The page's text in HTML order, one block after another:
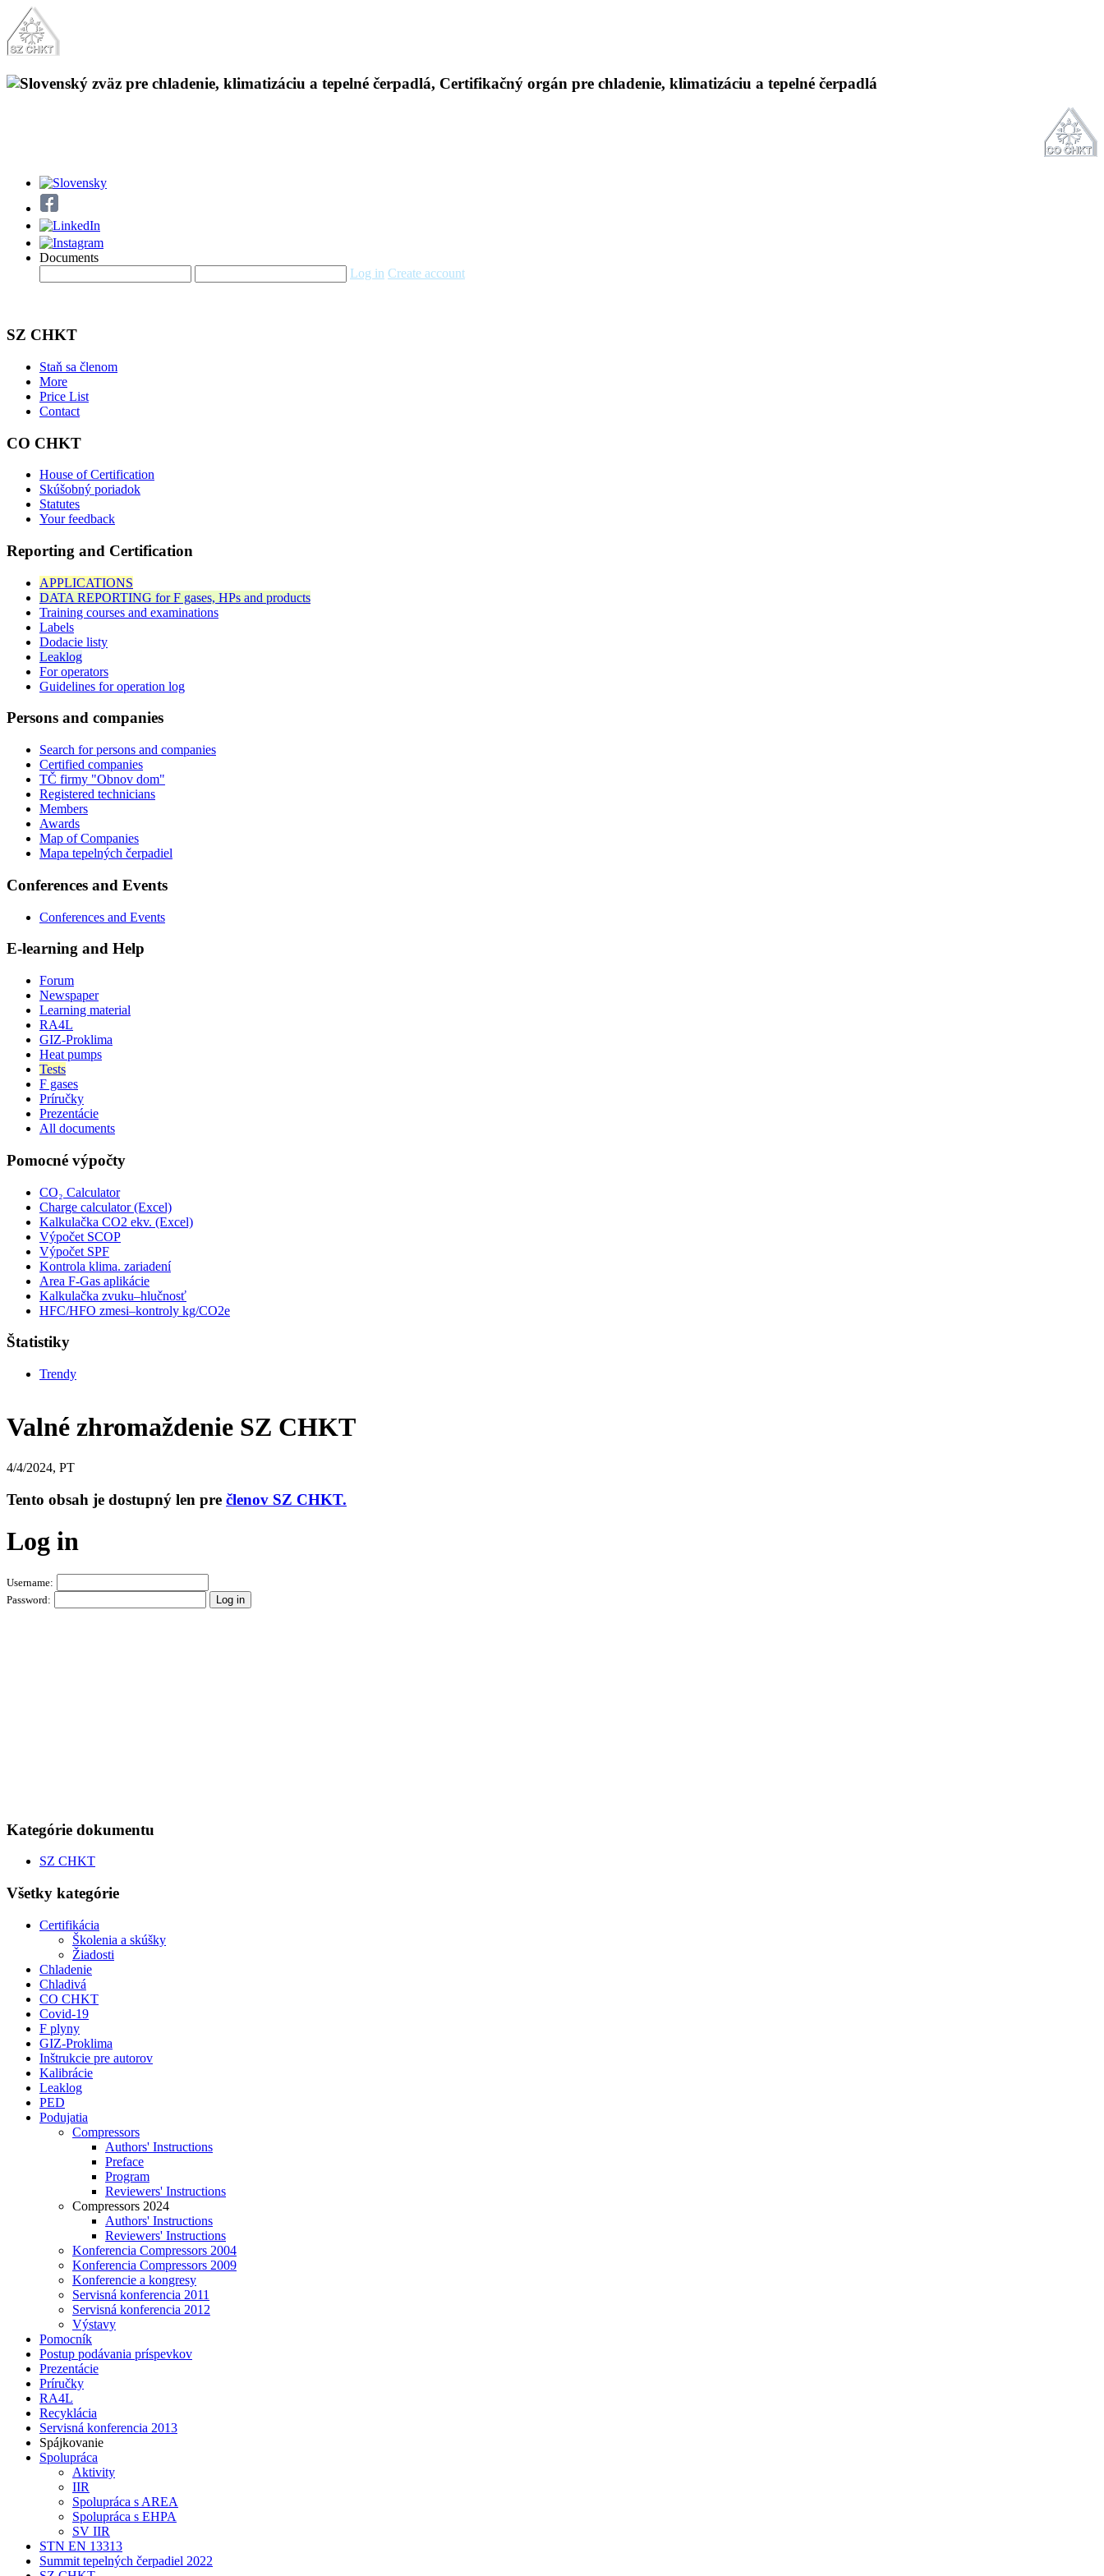
Documents
Log in Create account
SZ CHKT
Staň sa členom
More
Price List
Contact
CO CHKT
House of Certification
Skúšobný poriadok
Statutes
Your feedback
Reporting and Certification
APPLICATIONS
DATA REPORTING for F gases, HPs and products
Training courses and examinations
Labels
Dodacie listy
Leaklog
For operators
Guidelines for operation log
Persons and companies
Search for persons and companies
Certified companies
TČ firmy "Obnov dom"
Registered technicians
Members
Awards
Map of Companies
Mapa tepelných čerpadiel
Conferences and Events
Conferences and Events
E-learning and Help
Forum
Newspaper
Learning material
RA4L
GIZ-Proklima
Heat pumps
Tests
F gases
Príručky
Prezentácie
All documents
Pomocné výpočty
CO₂ Calculator
Charge calculator (Excel)
Kalkulačka CO2 ekv. (Excel)
Výpočet SCOP
Výpočet SPF
Kontrola klima. zariadení
Area F-Gas aplikácie
Kalkulačka zvuku–hlučnosť
HFC/HFO zmesi–kontroly kg/CO2e
Štatistiky
Trendy
Valné zhromaždenie SZ CHKT
4/4/2024, PT
Tento obsah je dostupný len pre členov SZ CHKT.
Log in
Username:
Password:
Kategórie dokumentu
SZ CHKT
Všetky kategórie
Certifikácia
Školenia a skúšky
Žiadosti
Chladenie
Chladivá
CO CHKT
Covid-19
F plyny
GIZ-Proklima
Inštrukcie pre autorov
Kalibrácie
Leaklog
PED
Podujatia
Compressors
Authors' Instructions
Preface
Program
Reviewers' Instructions
Compressors 2024
Authors' Instructions
Reviewers' Instructions
Konferencia Compressors 2004
Konferencia Compressors 2009
Konferencie a kongresy
Servisná konferencia 2011
Servisná konferencia 2012
Výstavy
Pomocník
Postup podávania príspevkov
Prezentácie
Príručky
RA4L
Recyklácia
Servisná konferencia 2013
Spájkovanie
Spolupráca
Aktivity
IIR
Spolupráca s AREA
Spolupráca s EHPA
SV IIR
STN EN 13313
Summit tepelných čerpadiel 2022